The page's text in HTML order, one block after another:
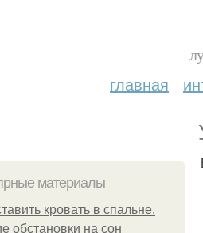
главная
материалы
кровать в спальне.
обстановки на сон